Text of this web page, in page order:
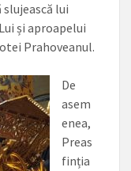
lui
și aproapelui
Prahoveanul.
De
asem
enea,
Preas
finția